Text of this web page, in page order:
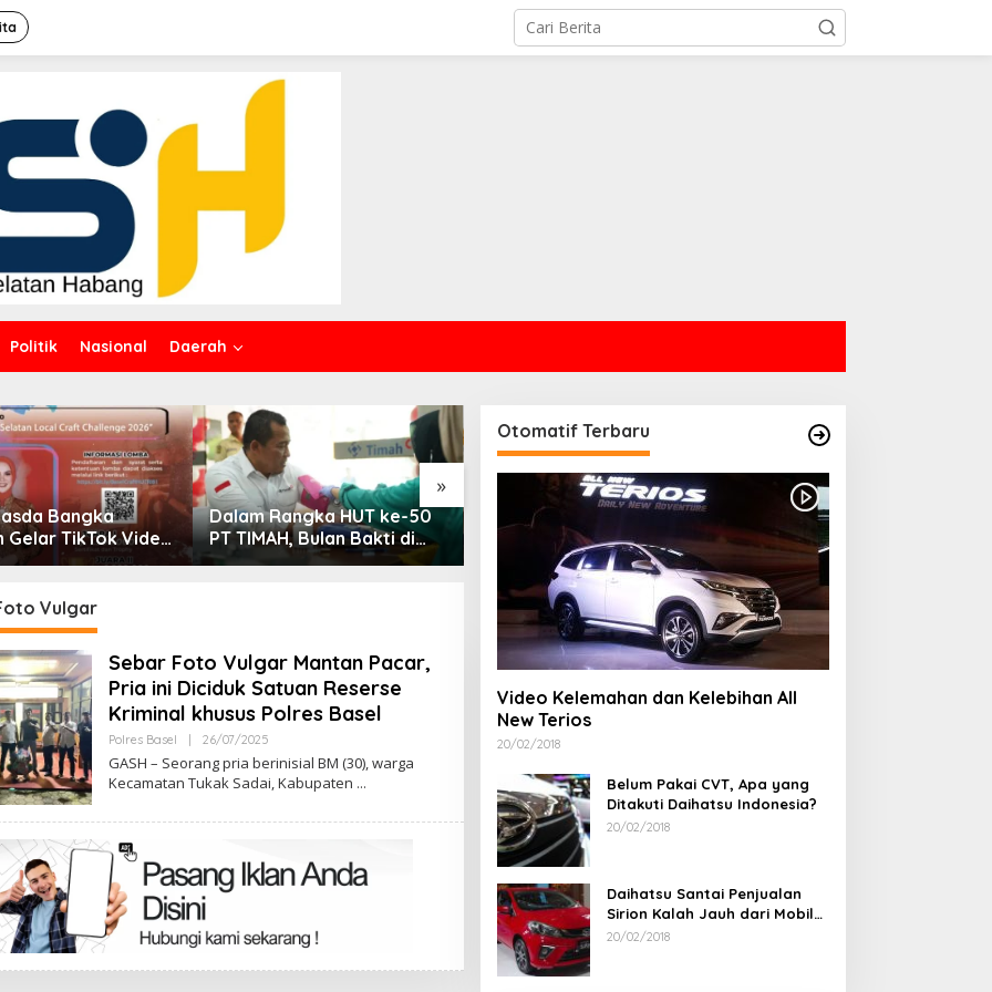
Politik Nasional Daerah
»
Bangka
Gelar TikTok Video
2026
Dalam Rangka HUT ke-50
PT TIMAH, Bulan Bakti di
Jakarta Hadirkan Khitanan
MIND ID dan PT TIMAH
Dampingi Siswa Pemali
Kejar Kampus Impian
Berdiri Sejak 1828
Kelenteng Kwan Ti Miau
Kaposang Rayakan Hari
Jadi, Acara Berlangsung
Meriah
Vulgar
Sebar Foto Vulgar Mantan Pacar,
Pria ini Diciduk Satuan Reserse
Kriminal khusus Polres Basel
Polres Basel 26/07/2025Oleh
GASH – Seorang pria berinisial BM (30), warga
Kecamatan Tukak Sadai, Kabupaten
Otomatif Terbaru
Video Kelemahan dan Kelebihan All
New Terios
20/02/2018
Belum Pakai CVT, Apa yang
Ditakuti Daihatsu Indonesia?
20/02/2018
Daihatsu Santai Penjualan
Sirion Kalah Jauh dari Mobil
LCGC
20/02/2018